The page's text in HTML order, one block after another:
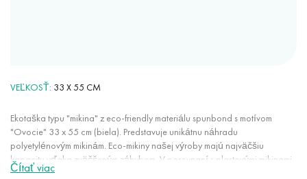
VEĽKOSŤ 33 X 55 CM
Ekotaška typu "mikina" z eco-friendly materiálu spunbond s motívom
"Ovocie" 33 x 55 cm (biela). Predstavuje unikátnu náhradu
polyetylénovým mikinám. Eco-mikiny našej výroby majú najväčšiu
kapacitu vďaka zväčšeným záhybom. V porovnaní s plastovými mikinami
a papierovými taškami sa eco-mikiny neroztrhajú pri náhodných
Čítať viac